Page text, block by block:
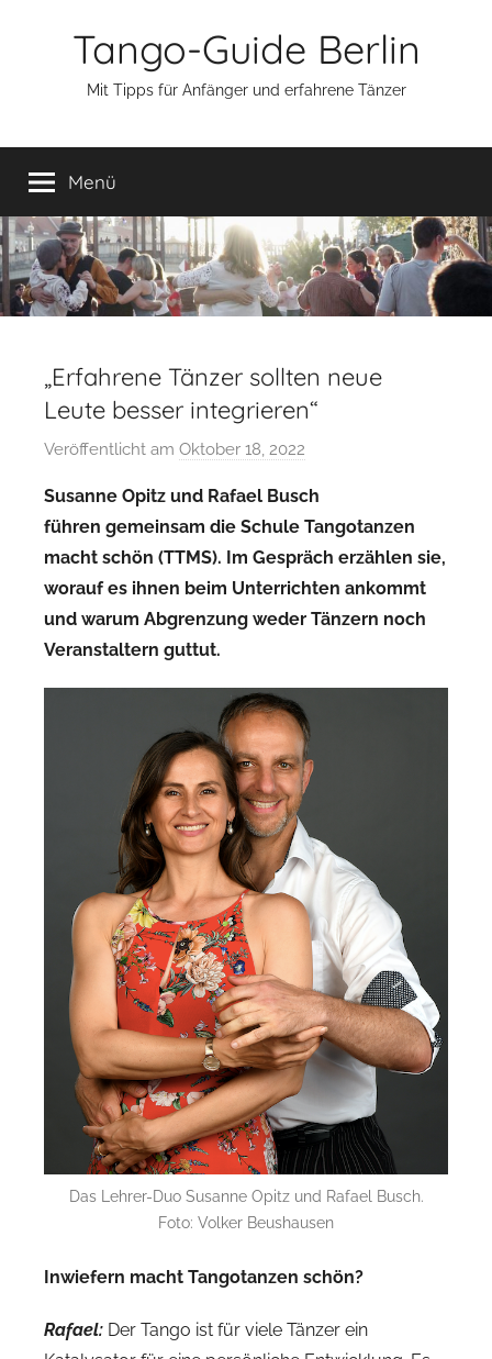
Tango-Guide Berlin
Mit Tipps für Anfänger und erfahrene Tänzer
Menü
„Erfahrene Tänzer sollten neue
Leute besser integrieren“
Veröffentlicht am Oktober 18, 2022
n
U
l
r
i
r
o
n
k
i
Susanne Opitz und Rafael Busch
führen gemeinsam die Schule Tangotanzen
macht schön (TTMS). Im Gespräch erzählen sie,
worauf es ihnen beim Unterrichten ankommt
und warum Abgrenzung weder Tänzern noch
Veranstaltern guttut.
Das Lehrer-Duo Susanne Opitz und Rafael Busch.
Foto: Volker Beushausen
Inwiefern macht Tangotanzen schön?
Rafael: Der Tango ist für viele Tänzer ein